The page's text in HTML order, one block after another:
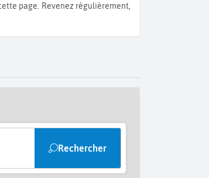
page. Revenez régulièrement,
Rechercher